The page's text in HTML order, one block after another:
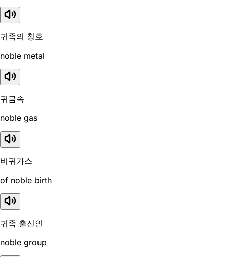
귀족의 칭호
noble metal
귀금속
noble gas
비귀가스
of noble birth
귀족 출신인
noble group